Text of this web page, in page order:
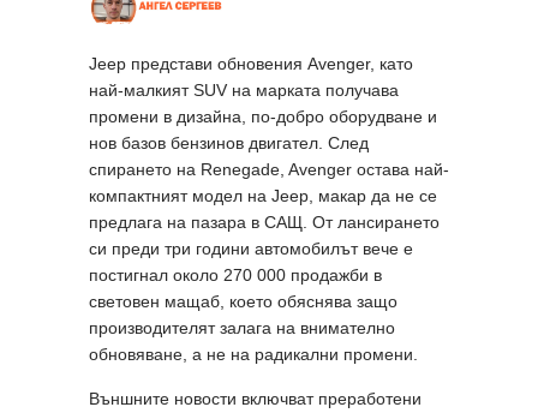
Jeep представи обновения Avenger, като
най-малкият SUV на марката получава
промени в дизайна, по-добро оборудване и
нов базов бензинов двигател. След
спирането на Renegade, Avenger остава най-
компактният модел на Jeep, макар да не се
предлага на пазара в САЩ. От лансирането
си преди три години автомобилът вече е
постигнал около 270 000 продажби в
световен мащаб, което обяснява защо
производителят залага на внимателно
обновяване, а не на радикални промени.
Външните новости включват преработени